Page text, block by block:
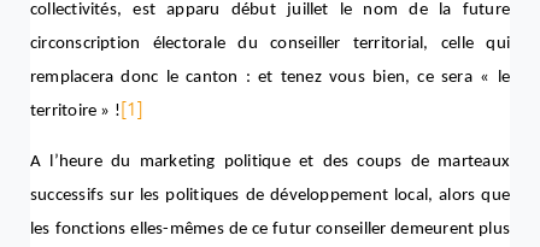
collectivités, est apparu début juillet le nom de la future
circonscription électorale du conseiller territorial, celle qui
remplacera donc le canton : et tenez vous bien, ce sera « le
territoire » ![1]
A l’heure du marketing politique et des coups de marteaux
successifs sur les politiques de développement local, alors que
les fonctions elles-mêmes de ce futur conseiller demeurent plus